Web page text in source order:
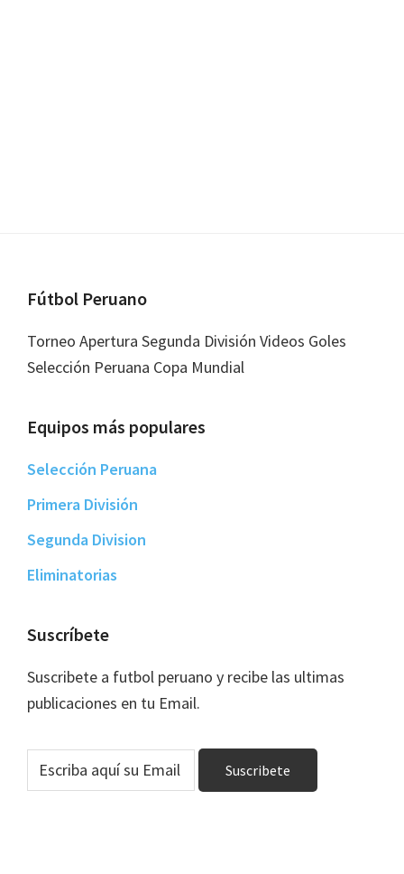
Footer
Fútbol Peruano
Torneo Apertura Segunda División Videos Goles
Selección Peruana Copa Mundial
Equipos más populares
Selección Peruana
Primera División
Segunda Division
Eliminatorias
Suscríbete
Suscribete a futbol peruano y recibe las ultimas
publicaciones en tu Email.